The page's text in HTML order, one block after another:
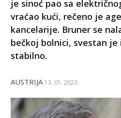
je sinoć pao sa
vraćao kući, rečeno je
kancelarije. Bruner se
bečkoj bolnici, svestan
stabilno.
AUSTRIJA 13. 01. 2023.